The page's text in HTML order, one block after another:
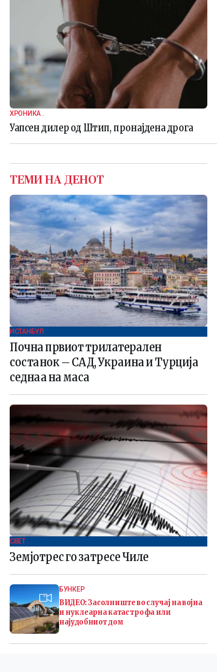
ХРОНИКА .
Уапсен дилер од Штип, пронајдена дрога
ТЕМИ НА ДЕНОТ
ИСТАНБУЛ
Почна првиот трилатерален
состанок – САД, Украина и Турција
седнаа на маса
СВЕТ .
Земјотрес го затресе Чиле
БУНКЕР
ВИДЕО: Засолниште во случај на војна
и нуклеарна катастрофа или
најудобниот дом